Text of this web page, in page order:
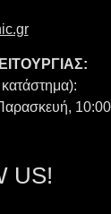
US!